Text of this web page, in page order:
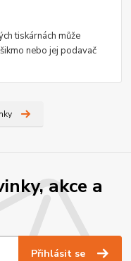
tiskárnách může
nebo jej podavač
akce a
Přihlásit se